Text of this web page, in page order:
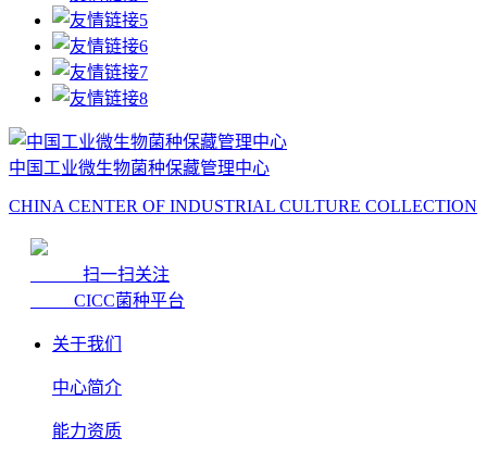
中国工业微生物菌种保藏管理中心
CHINA CENTER OF INDUSTRIAL CULTURE COLLECTION
扫一扫关注
CICC菌种平台
关于我们
中心简介
能力资质